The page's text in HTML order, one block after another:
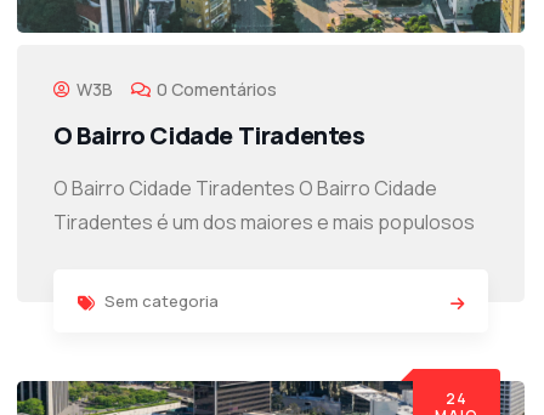
W3B 0 Comentários
O Bairro Cidade Tiradentes
O Bairro Cidade Tiradentes O Bairro Cidade
Tiradentes é um dos maiores e mais populosos
Sem categoria
24